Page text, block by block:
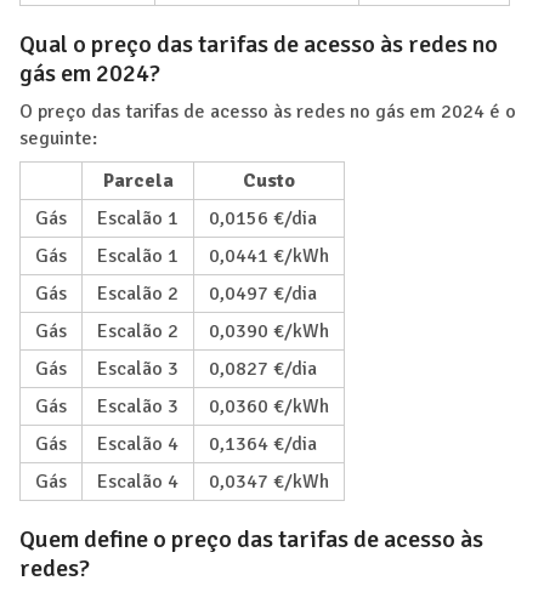
Qual o preço das tarifas de acesso às redes no
gás em 2024?
O preço das tarifas de acesso às redes no gás em 2024 é o
seguinte:
Parcela
Custo
Gás
Escalão 1
0,0156 €/dia
Gás
Escalão 1
0,0441 €/kWh
Gás
Escalão 2
0,0497 €/dia
Gás
Escalão 2
0,0390 €/kWh
Gás
Escalão 3
0,0827 €/dia
Gás
Escalão 3
0,0360 €/kWh
Gás
Escalão 4
0,1364 €/dia
Gás
Escalão 4 0,0347 €/kWh
Quem define o preço das tarifas de acesso às
redes?